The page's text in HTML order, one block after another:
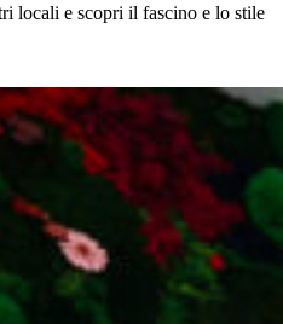
locali e scopri il fascino e lo stile